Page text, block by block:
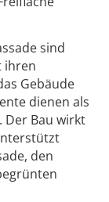
sind
ihren
Gebäude
dienen als
Der Bau wirkt
den